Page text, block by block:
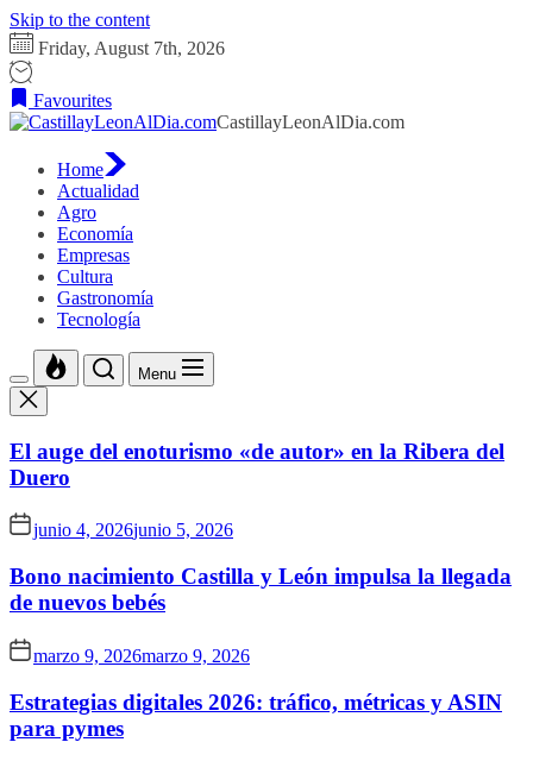
Skip to the content
Friday, August 7th, 2026
Favourites
CastillayLeonAlDia.com
Home
Actualidad
Agro
Economía
Empresas
Cultura
Gastronomía
Tecnología
Menu
El auge del enoturismo «de autor» en la Ribera del
Duero
junio 4, 2026junio 5, 2026
Bono nacimiento Castilla y León impulsa la llegada
de nuevos bebés
marzo 9, 2026marzo 9, 2026
Estrategias digitales 2026: tráfico, métricas y ASIN
para pymes